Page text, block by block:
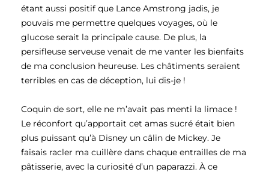
étant aussi positif que Lance Amstrong jadis, je
pouvais me permettre quelques voyages, où le
glucose serait la principale cause. De plus, la
persifleuse serveuse venait de me vanter les bienfaits
de ma conclusion heureuse. Les châtiments seraient
terribles en cas de déception, lui dis-je !
Coquin de sort, elle ne m’avait pas menti la limace !
Le réconfort qu’apportait cet amas sucré était bien
plus puissant qu’à Disney un câlin de Mickey. Je
faisais racler ma cuillère dans chaque entrailles de ma
pâtisserie, avec la curiosité d’un paparazzi. À ce